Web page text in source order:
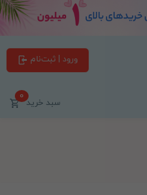
ورود | ثبت‌نام
سبد خرید0